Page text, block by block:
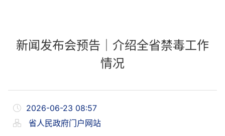
新闻发布会预告｜介绍全省禁毒工作
情况
2026-06-23 08:57
省人民政府门户网站